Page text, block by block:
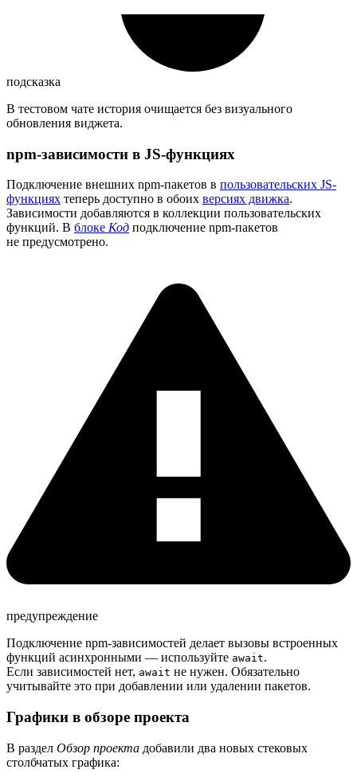
подсказка
В тестовом чате история очищается без визуального
обновления виджета.
npm-зависимости в JS-функциях
Подключение внешних npm-пакетов в пользовательских JS-
функциях теперь доступно в обоих версиях движка.
Зависимости добавляются в коллекции пользовательских
функций. В блоке Код подключение npm-пакетов
не предусмотрено.
предупреждение
Подключение npm-зависимостей делает вызовы встроенных
функций асинхронными — используйте await.
Если зависимостей нет, await не нужен. Обязательно
учитывайте это при добавлении или удалении пакетов.
Графики в обзоре проекта
В раздел Обзор проекта добавили два новых стековых
столбчатых графика: